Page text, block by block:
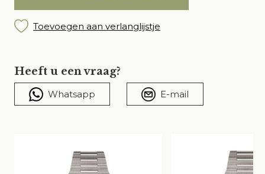
Toevoegen aan verlanglijstje
Heeft u een vraag?
Whatsapp E-mail